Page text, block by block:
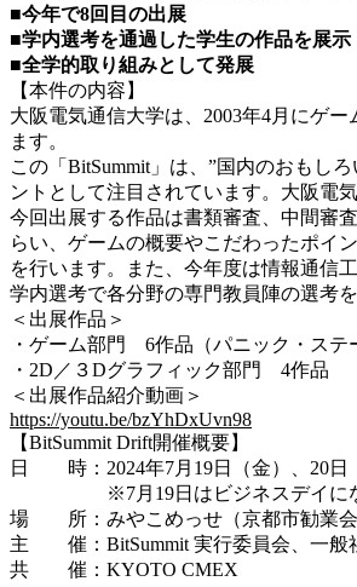
■今年で8回目の出展
■学内選考を通過した学生の作品を展示
■全学的取り組みとして発展
【本件の内容】
大阪電気通信大学は、2003年4月にゲ
ます。
この「BitSummit」は、”国内のおもし
ントとして注目されています。大阪電
今回出展する作品は書類審査、中間審
らい、ゲームの概要やこだわったポイ
を行います。また、今年度は情報通信
学内選考で各分野の専門教員陣の選考
＜出展作品＞
・ゲーム部門 6作品（パニック・ステ
・2D／３Dグラフィック部門 4作品
＜出展作品紹介動画＞
https://youtu.be/bzYhDxUvn98
【BitSummit Drift開催概要】
日 時：2024年7月19日（金）、20日
※7月19日はビジネスデイになり
場 所：みやこめっせ（京都市勧業会
主 催：BitSummit 実行委員会、一般
共 催：KYOTO CMEX